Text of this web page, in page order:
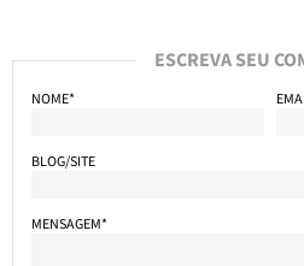
ESCREVA SEU
NOME*
BLOG/SITE
MENSAGEM*